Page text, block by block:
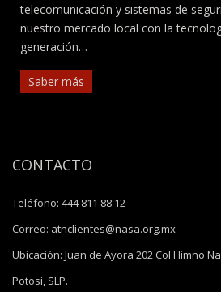
telecomunicación y sistemas de
nuestro mercado local con la
generación…
Saber más
CONTACTO
Teléfono: 444 811 88 12
Correo: atnclientes@nasa.org.mx
Ubicación: Juan de Ayora 202 Col Himno
Potosí, SLP.